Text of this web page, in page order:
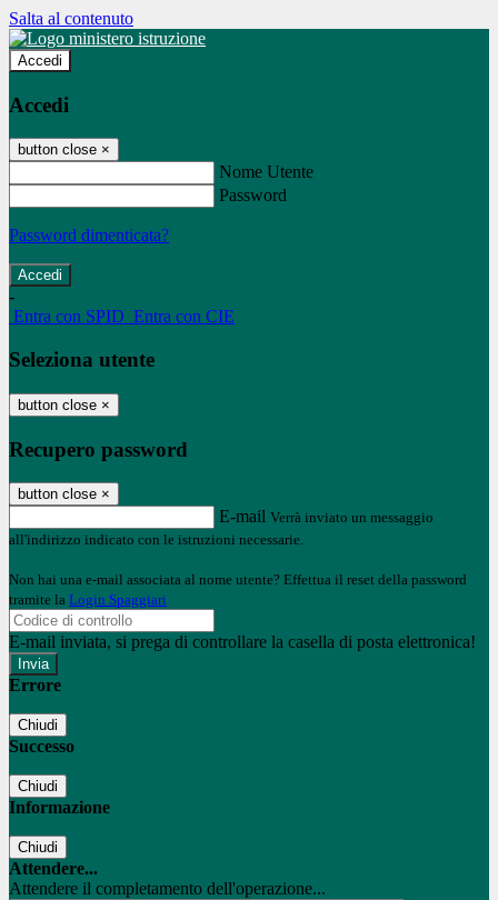
Salta al contenuto
Accedi
Accedi
button close ×
Nome Utente
Password
Password dimenticata?
-
Entra con SPID Entra con CIE
Seleziona utente
button close ×
Recupero password
button close ×
E-mail Verrà inviato un messaggio
all'indirizzo indicato con le istruzioni necessarie.
Non hai una e-mail associata al nome utente? Effettua il reset della password
tramite la Login Spaggiari
E-mail inviata, si prega di controllare la casella di posta elettronica!
Errore
Chiudi
Successo
Chiudi
Informazione
Chiudi
Attendere...
Attendere il completamento dell'operazione...